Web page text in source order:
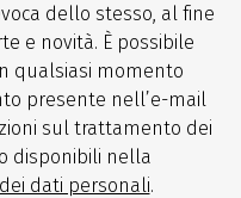
dello stesso, al fine
e novità. È possibile
qualsiasi momento
presente nell’e-mail
sul trattamento dei
disponibili nella
dati personali.